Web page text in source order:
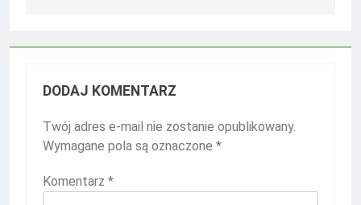
DODAJ KOMENTARZ
Twój adres e-mail nie zostanie opublikowany.
Wymagane pola są oznaczone *
Komentarz *